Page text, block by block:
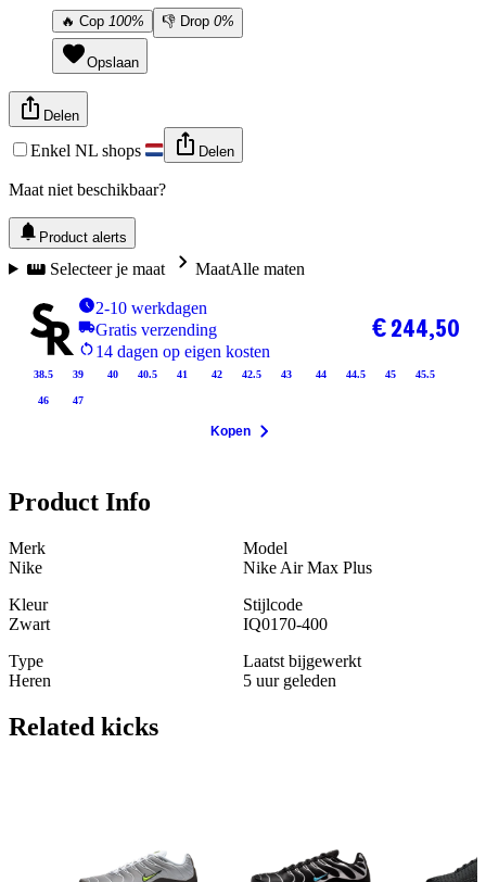
🔥 Cop 100% 👎 Drop 0%
Opslaan
Delen
Enkel NL shops Delen
Maat niet beschikbaar?
Product alerts
Selecteer je maat MaatAlle maten
2-10 werkdagen
Gratis verzending
14 dagen op eigen kosten
38.5 39 40 40.5 41 42 42.5 43 44 44.5 45 45.5
46 47
€ 244,50
Kopen
Product Info
Merk
Nike
Model
Nike Air Max Plus
Kleur
Zwart
Stijlcode
IQ0170-400
Type
Heren
Laatst bijgewerkt
5 uur geleden
Related kicks